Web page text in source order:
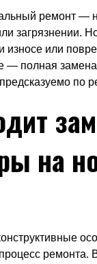
ремонт —
загрязнении.
износе или
— полная
по
на
ремонта.